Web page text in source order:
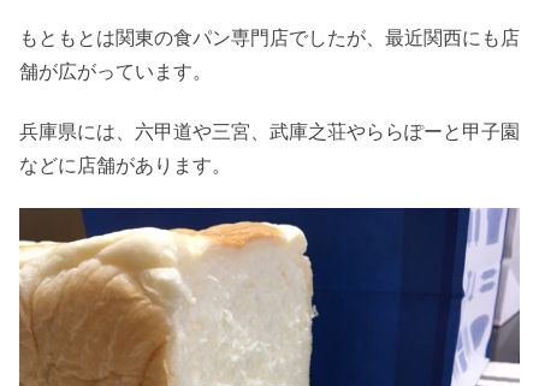
もともとは関東の食パン専門店でしたが、最近関西にも店
舗が広がっています。
兵庫県には、六甲道や三宮、武庫之荘やららぽーと甲子園
などに店舗があります。